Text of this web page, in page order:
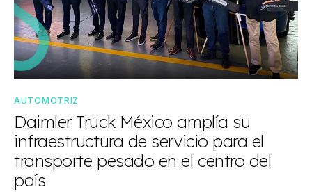
AUTOMOTRIZ
Daimler Truck México amplía su
infraestructura de servicio para el
transporte pesado en el centro del
país